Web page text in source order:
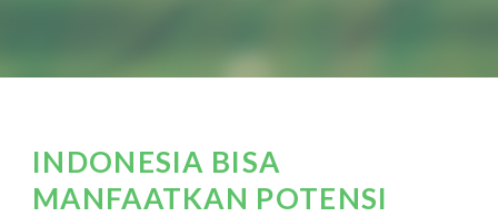
INDONESIA BISA
MANFAATKAN POTENSI